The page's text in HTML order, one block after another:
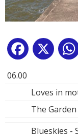
Facebook
X
06.00
Loves in
The Garden
Blueskies -